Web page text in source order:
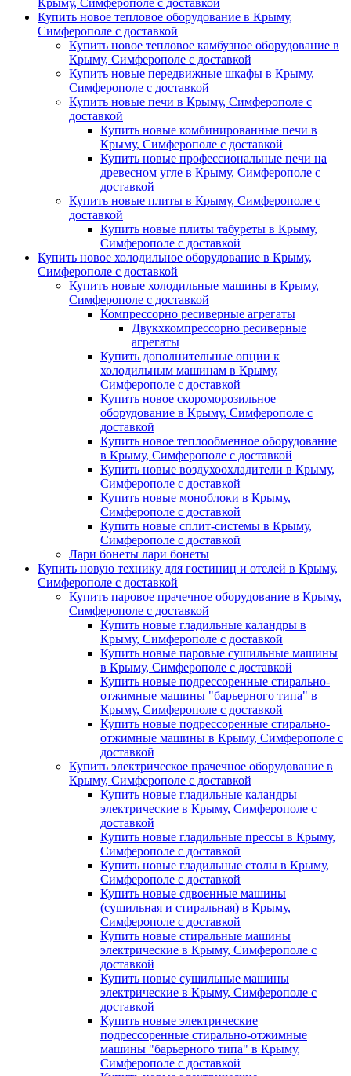
Крыму, Симферополе с доставкой
Купить новое тепловое оборудование в Крыму,
Симферополе с доставкой
Купить новое тепловое камбузное оборудование в
Крыму, Симферополе с доставкой
Купить новые передвижные шкафы в Крыму,
Симферополе с доставкой
Купить новые печи в Крыму, Симферополе с
доставкой
Купить новые комбинированные печи в
Крыму, Симферополе с доставкой
Купить новые профессиональные печи на
древесном угле в Крыму, Симферополе с
доставкой
Купить новые плиты в Крыму, Симферополе с
доставкой
Купить новые плиты табуреты в Крыму,
Симферополе с доставкой
Купить новое холодильное оборудование в Крыму,
Симферополе с доставкой
Купить новые холодильные машины в Крыму,
Симферополе с доставкой
Компрессорно ресиверные агрегаты
Двукхкомпрессорно ресиверные
агрегаты
Купить дополнительные опции к
холодильным машинам в Крыму,
Симферополе с доставкой
Купить новое скороморозильное
оборудование в Крыму, Симферополе с
доставкой
Купить новое теплообменное оборудование
в Крыму, Симферополе с доставкой
Купить новые воздухоохладители в Крыму,
Симферополе с доставкой
Купить новые моноблоки в Крыму,
Симферополе с доставкой
Купить новые сплит-системы в Крыму,
Симферополе с доставкой
Лари бонеты лари бонеты
Купить новую технику для гостиниц и отелей в Крыму,
Симферополе с доставкой
Купить паровое прачечное оборудование в Крыму,
Симферополе с доставкой
Купить новые гладильные каландры в
Крыму, Симферополе с доставкой
Купить новые паровые сушильные машины
в Крыму, Симферополе с доставкой
Купить новые подрессоренные стирально-
отжимные машины "барьерного типа" в
Крыму, Симферополе с доставкой
Купить новые подрессоренные стирально-
отжимные машины в Крыму, Симферополе с
доставкой
Купить электрическое прачечное оборудование в
Крыму, Симферополе с доставкой
Купить новые гладильные каландры
электрические в Крыму, Симферополе с
доставкой
Купить новые гладильные прессы в Крыму,
Симферополе с доставкой
Купить новые гладильные столы в Крыму,
Симферополе с доставкой
Купить новые сдвоенные машины
(сушильная и стиральная) в Крыму,
Симферополе с доставкой
Купить новые стиральные машины
электрические в Крыму, Симферополе с
доставкой
Купить новые сушильные машины
электрические в Крыму, Симферополе с
доставкой
Купить новые электрические
подрессоренные стирально-отжимные
машины "барьерного типа" в Крыму,
Симферополе с доставкой